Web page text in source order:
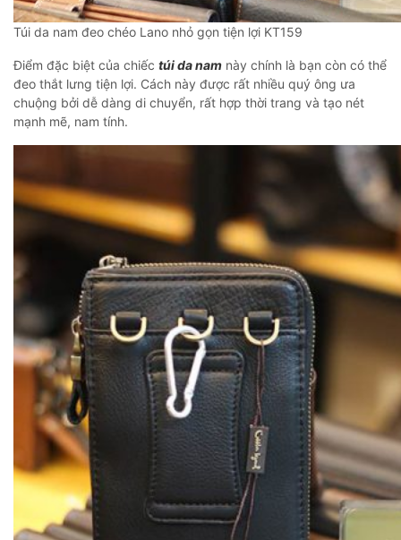
Túi da nam đeo chéo Lano nhỏ gọn tiện lợi KT159
Điểm đặc biệt của chiếc túi da nam này chính là bạn còn có thể
đeo thắt lưng tiện lợi. Cách này được rất nhiều quý ông ưa
chuộng bởi dễ dàng di chuyển, rất hợp thời trang và tạo nét
mạnh mẽ, nam tính.